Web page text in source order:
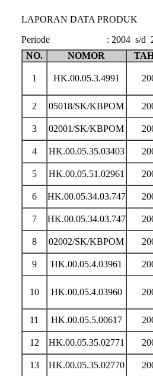
LAPORAN DATA PRODUK
Periode
: 2004 s/d
NO.
NOMOR
1 HK.00.05.3.4991
2
05018/SK/KBPOM
3
02001/SK/KBPOM
4
HK.00.05.35.03403
5
HK.00.05.51.02961
6 HK.00.05.34.03.747
7 HK.00.05.34.03.747
8 02002/SK/KBPOM
9 HK.00.05.4.03961
10 HK.00.05.4.03960
11
HK.00.05.5.00617
12 HK.00.05.35.02771
13 HK.00.05.35.02770